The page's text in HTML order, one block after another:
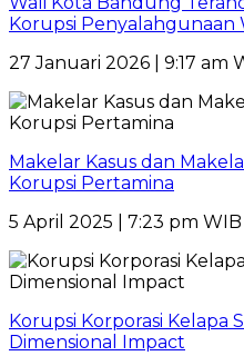
Korupsi
27 Januari 2026 | 9:17 am
Makelar Kasus dan
Korupsi Pertamina
5 April 2025 | 7:23 pm WIB
Korupsi Korporasi Kelapa
Dimensional Impact